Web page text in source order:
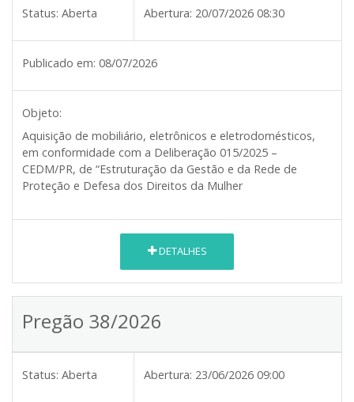
Status: Aberta Abertura: 20/07/2026 08:30
Publicado em: 08/07/2026
Objeto:
Aquisição de mobiliário, eletrônicos e eletrodomésticos,
em conformidade com a Deliberação 015/2025 –
CEDM/PR, de “Estruturação da Gestão e da Rede de
Proteção e Defesa dos Direitos da Mulher
DETALHES
Pregão 38/2026
Status: Aberta Abertura: 23/06/2026 09:00